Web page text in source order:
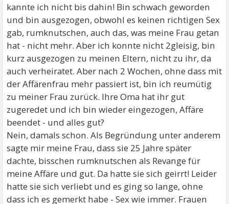
kannte ich nicht bis dahin! Bin schwach geworden
und bin ausgezogen, obwohl es keinen richtigen Sex
gab, rumknutschen, auch das, was meine Frau getan
hat - nicht mehr. Aber ich konnte nicht 2gleisig, bin
kurz ausgezogen zu meinen Eltern, nicht zu ihr, da
auch verheiratet. Aber nach 2 Wochen, ohne dass mit
der Affärenfrau mehr passiert ist, bin ich reumütig
zu meiner Frau zurück. Ihre Oma hat ihr gut
zugeredet und ich bin wieder eingezogen, Affäre
beendet - und alles gut?
Nein, damals schon. Als Begründung unter anderem
sagte mir meine Frau, dass sie 25 Jahre später
dachte, bisschen rumknutschen als Revange für
meine Affäre und gut. Da hatte sie sich geirrt! Leider
hatte sie sich verliebt und es ging so lange, ohne
dass ich es gemerkt habe - Sex wie immer. Frauen